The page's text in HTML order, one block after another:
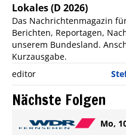
Lokales(D 2026)
Das Nachrichtenmagazin
Berichten, Reportagen,
unserem Bundesland.
Kurzausgabe.
editor
Nächste Folgen
Mo,